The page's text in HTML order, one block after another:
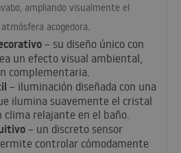
ampliando visualmente el
acogedora.
– su diseño único con
un efecto visual ambiental,
complementaria.
– iluminación diseñada con una
ilumina suavemente el cristal
clima relajante en el baño.
– un discreto sensor
controlar cómodamente